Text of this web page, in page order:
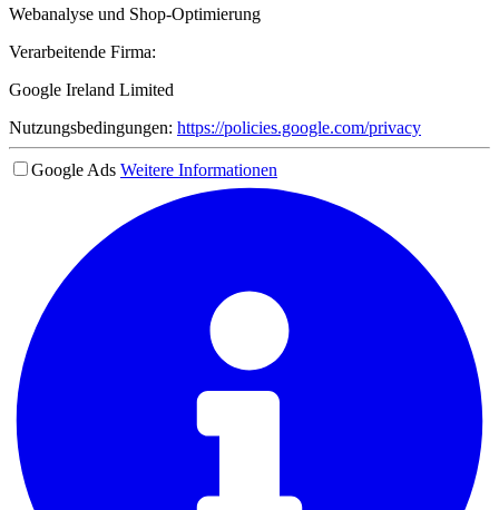
Webanalyse und Shop-Optimierung
Verarbeitende Firma:
Google Ireland Limited
Nutzungsbedingungen: https://policies.google.com/privacy
Google Ads Weitere Informationen